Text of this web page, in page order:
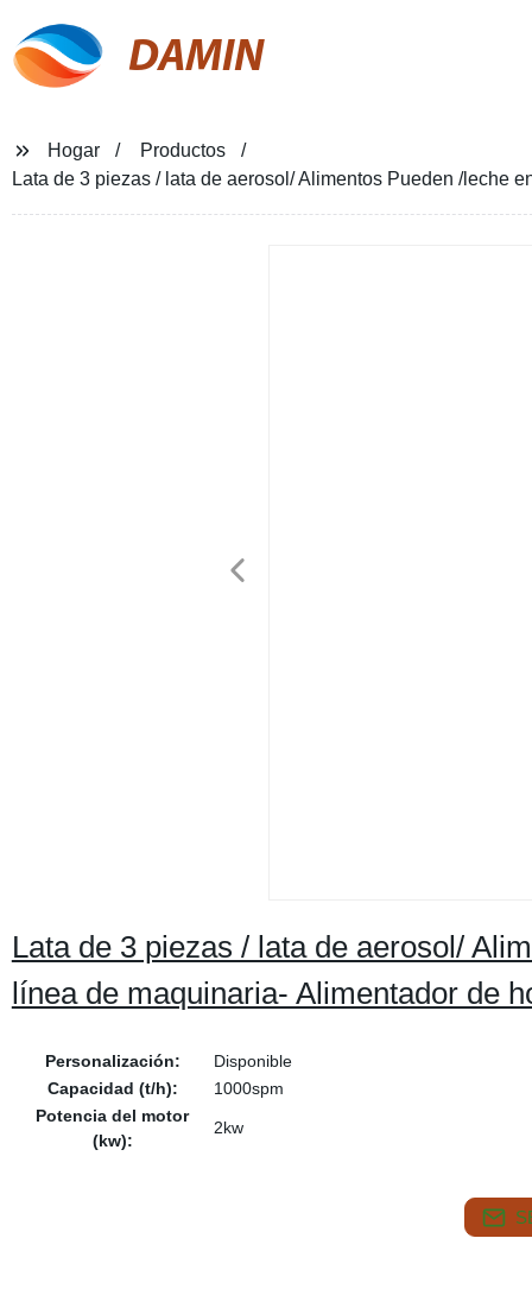
DAMIN
Hogar
Productos
Lata de 3 piezas / lata de aerosol/ Alimentos Pueden /leche
Lata de 3 piezas / lata de aerosol/
línea de maquinaria- Alimentador de
Personalización:
Disponible
Capacidad (t/h):
1000spm
Potencia del motor
(kw):
2kw